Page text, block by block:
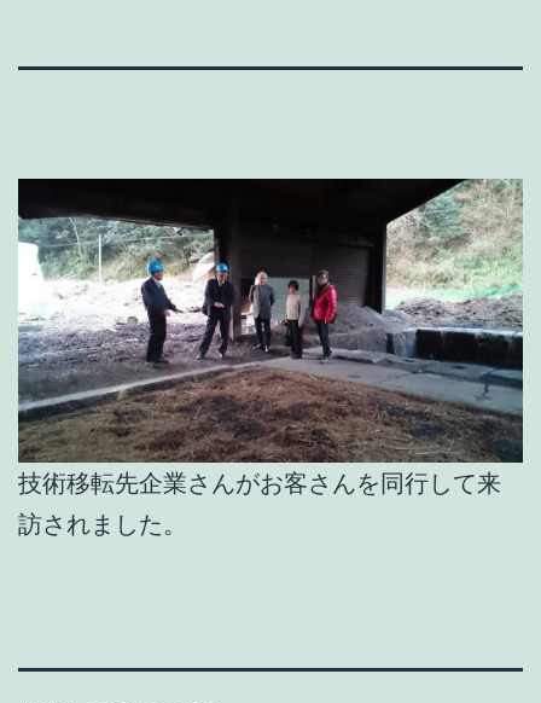
技術移転先企業さんがお客さんを同行して来
訪されました。